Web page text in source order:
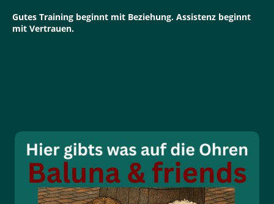
Gutes Training beginnt mit Beziehung. Assistenz beginnt
mit Vertrauen.